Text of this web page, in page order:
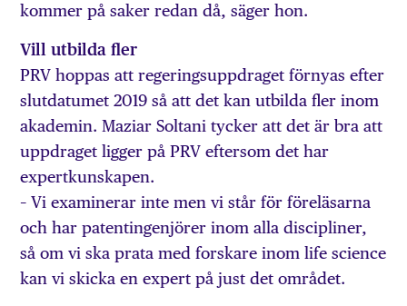
kommer på saker redan då, säger hon.
Vill utbilda fler
PRV hoppas att regeringsuppdraget förnyas efter
slutdatumet 2019 så att det kan utbilda fler inom
akademin. Maziar Soltani tycker att det är bra att
uppdraget ligger på PRV eftersom det har
expertkunskapen.
– Vi examinerar inte men vi står för föreläsarna
och har patentingenjörer inom alla di­scipliner,
så om vi ska prata med forskare inom life science
kan vi skicka en expert på just det området.